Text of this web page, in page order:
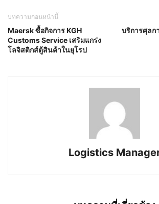
บทความก่อนหน้านี้
Maersk ซื้อกิจการ KGH
Customs Service เสริมแกร่ง
โลจิสติกส์ตู้สินค้าในยุโรป
บริการศุลก
Logistics